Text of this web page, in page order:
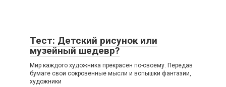
Тест: Детский рисунок или
музейный шедевр?
Мир каждого художника прекрасен по-своему. Передав
бумаге свои сокровенные мысли и вспышки фантазии,
художники